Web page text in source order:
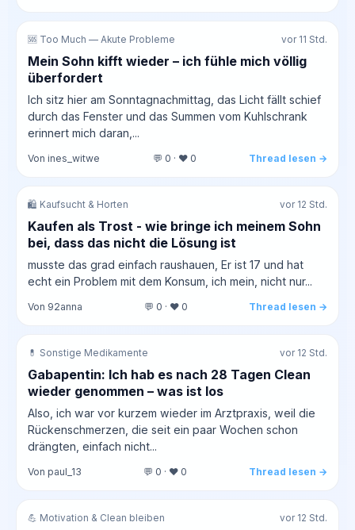
🆘 Too Much — Akute Probleme vor 11 Std.
Mein Sohn kifft wieder – ich fühle mich völlig
überfordert
Ich sitz hier am Sonntagnachmittag, das Licht fällt schief
durch das Fenster und das Summen vom Kuhlschrank
erinnert mich daran,...
Von ines_witwe 💬 0 · ❤️ 0 Thread lesen →
🛍️ Kaufsucht & Horten vor 12 Std.
Kaufen als Trost - wie bringe ich meinem Sohn
bei, dass das nicht die Lösung ist
musste das grad einfach raushauen, Er ist 17 und hat
echt ein Problem mit dem Konsum, ich mein, nicht nur...
Von 92anna 💬 0 · ❤️ 0 Thread lesen →
💊 Sonstige Medikamente vor 12 Std.
Gabapentin: Ich hab es nach 28 Tagen Clean
wieder genommen – was ist los
Also, ich war vor kurzem wieder im Arztpraxis, weil die
Rückenschmerzen, die seit ein paar Wochen schon
drängten, einfach nicht...
Von paul_13 💬 0 · ❤️ 0 Thread lesen →
💪 Motivation & Clean bleiben vor 12 Std.